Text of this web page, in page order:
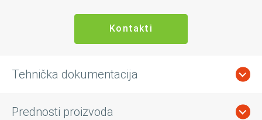
Kontakti
Tehnička dokumentacija
Prednosti proizvoda